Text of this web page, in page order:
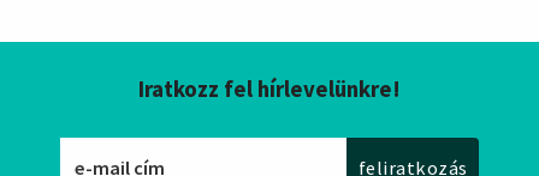
Iratkozz fel hírlevelünkre!